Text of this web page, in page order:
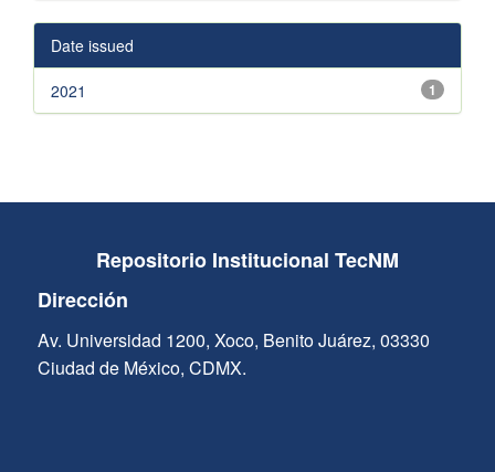
Date issued
1
2021
Repositorio Institucional TecNM
Dirección
Av. Universidad 1200, Xoco, Benito Juárez, 03330
Ciudad de México, CDMX.